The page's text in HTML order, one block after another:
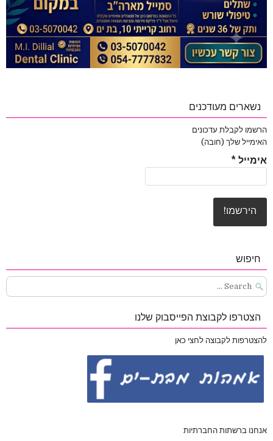
נשארים מעודכנים
הרשמו לקבלת עדכונים
האימייל שלך (חובה)
אימייל *
חיפוש
Search
for:
הצטרפו לקבוצת הפייסבוק שלנו
להצטרפות לקבוצה לחצי כאן
אנחנו ברשתות החברתיות